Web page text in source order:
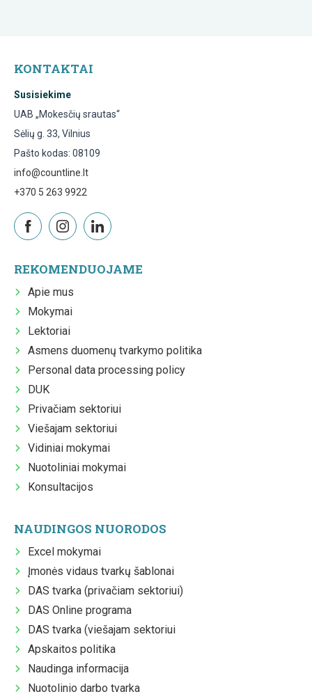
KONTAKTAI
Susisiekime
UAB „Mokesčių srautas“
Sėlių g. 33, Vilnius
Pašto kodas: 08109
info@countline.lt
+370 5 263 9922
REKOMENDUOJAME
Apie mus
Mokymai
Lektoriai
Asmens duomenų tvarkymo politika
Personal data processing policy
DUK
Privačiam sektoriui
Viešajam sektoriui
Vidiniai mokymai
Nuotoliniai mokymai
Konsultacijos
NAUDINGOS NUORODOS
Excel mokymai
Įmonės vidaus tvarkų šablonai
DAS tvarka (privačiam sektoriui)
DAS Online programa
DAS tvarka (viešajam sektoriui
Apskaitos politika
Naudinga informacija
Nuotolinio darbo tvarka